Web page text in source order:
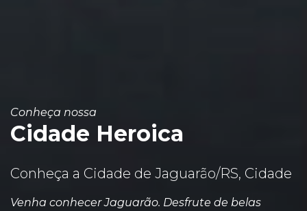
Conheça nossa
Cidade Heroica
Conheça a Cidade de Jaguarão/RS, Cidade
Venha conhecer Jaguarão. Desfrute de belas